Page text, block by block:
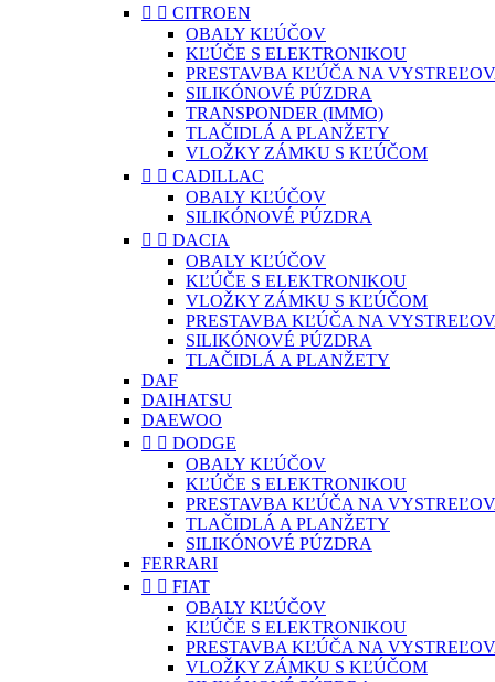
  CITROEN
OBALY KĽÚČOV
KĽÚČE S ELEKTRONIKOU
PRESTAVBA KĽÚČA NA
SILIKÓNOVÉ PÚZDRA
TRANSPONDER (IMMO)
TLAČIDLÁ A PLANŽETY
VLOŽKY ZÁMKU S KĽÚČOM
  CADILLAC
OBALY KĽÚČOV
SILIKÓNOVÉ PÚZDRA
  DACIA
OBALY KĽÚČOV
KĽÚČE S ELEKTRONIKOU
VLOŽKY ZÁMKU S KĽÚČOM
PRESTAVBA KĽÚČA NA
SILIKÓNOVÉ PÚZDRA
TLAČIDLÁ A PLANŽETY
DAF
DAIHATSU
DAEWOO
  DODGE
OBALY KĽÚČOV
KĽÚČE S ELEKTRONIKOU
PRESTAVBA KĽÚČA NA
TLAČIDLÁ A PLANŽETY
SILIKÓNOVÉ PÚZDRA
FERRARI
  FIAT
OBALY KĽÚČOV
KĽÚČE S ELEKTRONIKOU
PRESTAVBA KĽÚČA NA
VLOŽKY ZÁMKU S KĽÚČOM